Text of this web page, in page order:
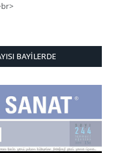
BAYILERDE